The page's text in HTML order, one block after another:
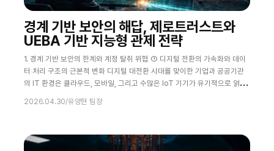
경계 기반 보안의 해답, 제로트러스트와
UEBA 기반 지능형 관제 전략
1. 경계 기반 보안의 한계와 계정 탈취 위협 ① 디지털 전환의 가속화와 데이
터 처리 구조의 근본적 변화 디지털 대전환 시대를 맞이한 기업과 공공기관
의 IT 환경은 클라우드, 모바일, 그리고 수많은 IoT 기기가 유기적으로 얽힌
터 처리의 실시간성을 강력하게 요구하고 있으며, 이에 따라 보안 시스템 역
화벽(Firewal
2026.04.30/유양현 팀장